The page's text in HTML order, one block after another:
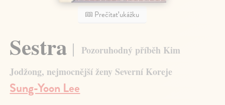
Prečítať ukážku
Sestra
Pozoruhodný příběh Kim
Jodžong, nejmocnější ženy Severní Koreje
Sung-Yoon Lee